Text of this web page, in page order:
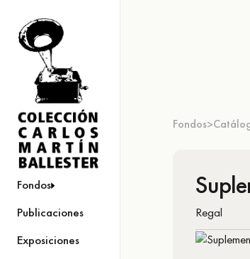
Fondos
Publicaciones
Exposiciones
Fondos>
Regal